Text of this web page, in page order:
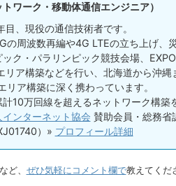
トワーク・移動体通信エンジニア）
、現役の通信技術者です。
の周波数再編や4G LTEの立ち上げ、
ク・パラリンピック競技会場、
リア構築などを行い、北海道から沖縄
リア構築に深く携わっています。
10万回線を超えるネットワーク構築
ンターネット協会 賛助会員・総務省
）» プロフィール詳細
ど、 ぜひ気軽にコメント欄で教えてくだ